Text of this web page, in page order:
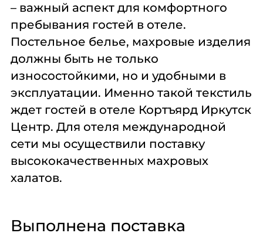
Мебель
Подробнее
Комплексное
оснащение
Подробнее
Сервисное
обслуживание
Подробнее
Поставка
аксессуаров и
запасных частей
Подробнее
Мебель
Подробнее
Оборудование
профессиональной
кухни
Подробнее
– важный аспект для комфортного
пребывания гостей в отеле.
Постельное белье, махровые изделия
должны быть не только
износостойкими, но и удобными в
эксплуатации. Именно такой текстиль
ждет гостей в отеле Кортъярд Иркутск
Центр. Для отеля международной
сети мы осуществили поставку
высококачественных махровых
халатов.
Выполнена поставка